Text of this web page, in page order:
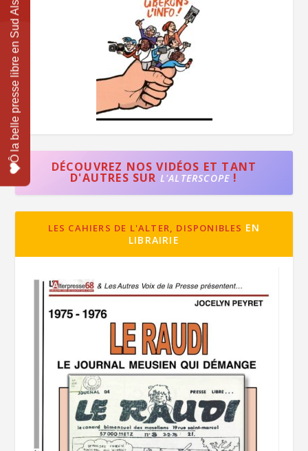
DÉCOUVREZ NOS VIDÉOS ET TANT
D'AUTRES SUR L'ALTERSCOPE !
LES CAHIERS DE L'ALTER, DISPONIBLES EN
LIBRAIRIE